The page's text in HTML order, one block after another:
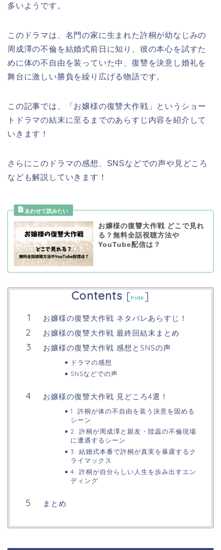
多いようです。
このドラマは、名門の家に生まれた許桐が幼なじみの
周成澤の不倫を結婚式前日に知り、彼の本心を試すた
めに体の不自由を装っていた中、復讐を決意し婚礼を
舞台に激しい勝負を繰り広げる物語です。
この記事では、 「お嬢様の復讐大作戦 」 というショー
トドラマの結末に至るまでのあらすじ内容を紹介して
いきます！
さらにこのドラマの感想、SNSなどでの声や見どころ
なども解説していきます！
お嬢様の復讐大作戦 どこで見れ
る？無料全話視聴方法や
YouTube配信は？
Contents [hide ]
お嬢様の復讐大作戦 ネタバレあらすじ！
お嬢様の復讐大作戦 最終回結末まとめ
お嬢様の復讐大作戦 感想とSNSの声
ドラマの感想
SNSなどでの声
お嬢様の復讐大作戦 見どころ4選！
1. 許桐が体の不自由を装う決意を固める
シーン
2. 許桐が周成澤と親友・陸蕊の不倫現場
に遭遇するシーン
3. 結婚式本番で許桐が真実を暴露するク
ライマックス
4. 許桐が自分らしい人生を歩み出すエン
ディング
まとめ